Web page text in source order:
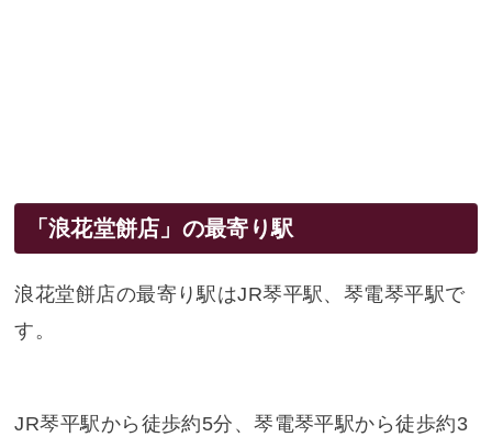
「浪花堂餅店」の最寄り駅
浪花堂餅店の最寄り駅はJR琴平駅、琴電琴平駅で
す。
JR琴平駅から徒歩約5分、琴電琴平駅から徒歩約3